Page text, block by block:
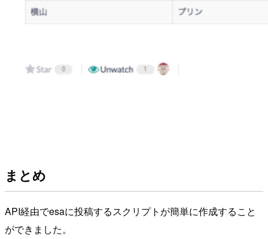
まとめ
API経由でesaに投稿するスクリプトが簡単に作成すること
ができました。